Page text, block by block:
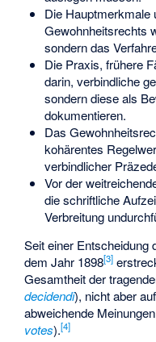
Die Hauptmerkmale
Gewohnheitsrechts
sondern das
Die Praxis, frühere
darin, verbindliche
sondern diese als
dokumentieren.
Das
kohärentes
verbindlicher
Vor der
die schriftliche
Verbreitung
Seit einer
dem Jahr 1898[3]
Gesamtheit der
decidendi), nicht aber
abweichende
votes).[4]